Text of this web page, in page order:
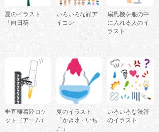
夏のイラスト
「向日葵」
いろいろな顔ア
イコン
扇風機を服の中
に入れる人のイ
ラスト
垂直離着陸ロケ
ット（アーム）
夏のイラスト
「かき氷・いち
ご」
いろいろな漫符
のイラスト